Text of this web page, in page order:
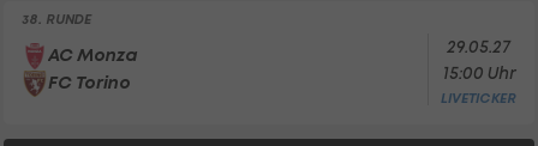
38. RUNDE
AC Monza
FC Torino
29.05.27
15:00 Uhr
LIVETICKER